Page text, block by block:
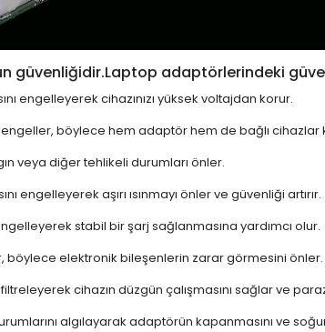
güvenliğidir.Laptop adaptörlerindeki
engelleyerek cihazınızı yüksek voltajdan korur.
engeller, böylece hem adaptör hem de bağlı cihazlar
veya diğer tehlikeli durumları önler.
engelleyerek aşırı ısınmayı önler ve güvenliği artırır.
stabil bir şarj sağlanmasına yardımcı olur.
böylece elektronik bileşenlerin zarar görmesini önler.
cihazın düzgün çalışmasını sağlar ve
algılayarak adaptörün kapanmasını ve